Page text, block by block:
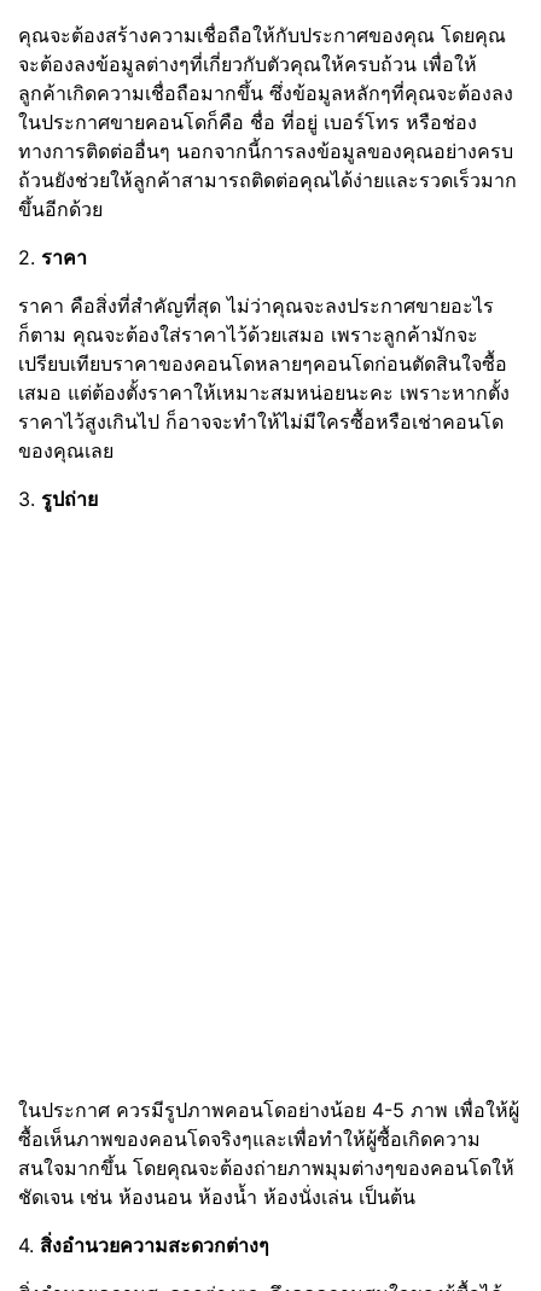
คุณจะต้องสร้างความเชื่อถือให้กับประกาศของคุณ โดยคุณ
จะต้องลงข้อมูลต่างๆที่เกี่ยวกับตัวคุณให้ครบถ้วน เพื่อให้
ลูกค้าเกิดความเชื่อถือมากขึ้น ซึ่งข้อมูลหลักๆที่คุณจะต้องลง
ในประกาศขายคอนโดก็คือ ชื่อ ที่อยู่ เบอร์โทร หรือช่อง
ทางการติดต่ออื่นๆ นอกจากนี้การลงข้อมูลของคุณอย่างครบ
ถ้วนยังช่วยให้ลูกค้าสามารถติดต่อคุณได้ง่ายและรวดเร็วมาก
ขึ้นอีกด้วย
2. ราคา
ราคา คือสิ่งที่สำคัญที่สุด ไม่ว่าคุณจะลงประกาศขายอะไร
ก็ตาม คุณจะต้องใส่ราคาไว้ด้วยเสมอ เพราะลูกค้ามักจะ
เปรียบเทียบราคาของคอนโดหลายๆคอนโดก่อนตัดสินใจซื้อ
เสมอ แต่ต้องตั้งราคาให้เหมาะสมหน่อยนะคะ เพราะหากตั้ง
ราคาไว้สูงเกินไป ก็อาจจะทำให้ไม่มีใครซื้อหรือเช่าคอนโด
ของคุณเลย
3. รูปถ่าย
ในประกาศ ควรมีรูปภาพคอนโดอย่างน้อย 4-5 ภาพ เพื่อให้ผู้
ซื้อเห็นภาพของคอนโดจริงๆและเพื่อทำให้ผู้ซื้อเกิดความ
สนใจมากขึ้น โดยคุณจะต้องถ่ายภาพมุมต่างๆของคอนโดให้
ชัดเจน เช่น ห้องนอน ห้องน้ำ ห้องนั่งเล่น เป็นต้น
4. สิ่งอำนวยความสะดวกต่างๆ